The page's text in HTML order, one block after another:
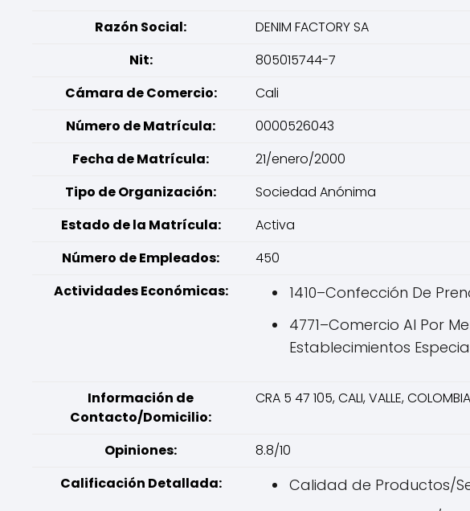
Razón Social:
DENIM FACTORY SA
Nit:
805015744-7
Cámara de Comercio:
Cali
Número de Matrícula:
0000526043
Fecha de Matrícula:
21/enero/2000
Tipo de Organización:
Sociedad Anónima
Estado de la Matrícula:
Activa
Número de Empleados:
450
Actividades Económicas:
1410–Confección De
4771–Comercio Al Por
Establecimientos
Información de
Contacto/Domicilio:
CRA 5 47 105, CALI, VALLE,
Opiniones:
8.8/10
Calificación Detallada:
Calidad de Productos/